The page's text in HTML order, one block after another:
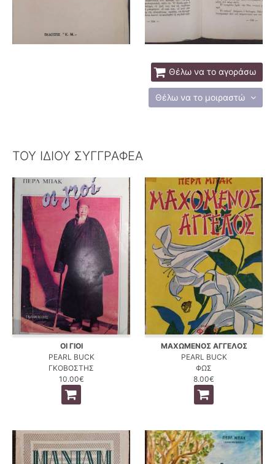
Θέλω να το αγοράσω
Θέλω να το μοιραστώ
ΤΟΥ ΙΔΙΟΥ ΣΥΓΓΡΑΦΕΑ
ΟΙ ΓΙΟΙ
PEARL BUCK
ΓΚΟΒΟΣΤΗΣ
10.00€
ΜΑΧΩΜΕΝΟΣ ΑΓΓΕΛΟΣ
PEARL BUCK
ΦΩΣ
8.00€